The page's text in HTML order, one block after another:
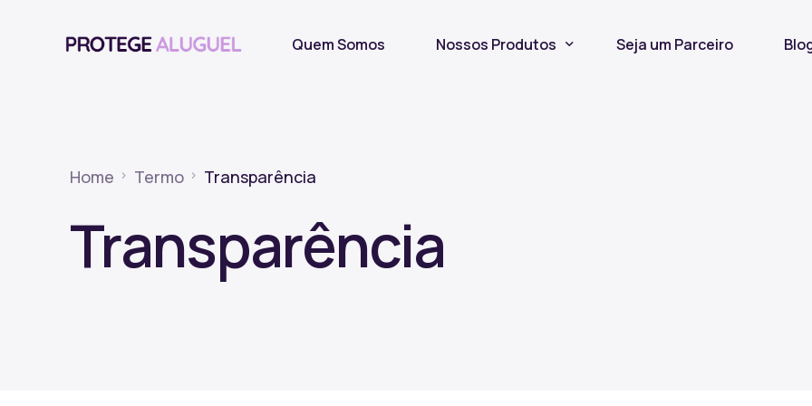
Quem Somos Nossos Produtos Seja um Parceiro
Home Termo Transparência
Transparência